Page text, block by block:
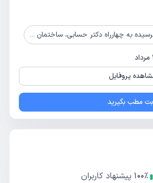
دکتر حسابی، ساختمان پزشکان مهر، طبقه دوم، مرکز مشاوره شاداب نو
پروفایل
مطب بگیرید
100٪ پیشنهاد کاربران